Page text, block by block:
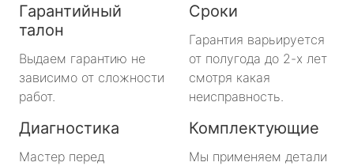
Гарантийный
талон
Выдаем гарантию не
зависимо от сложности
работ.
Сроки
Гарантия варьируется
от полугода до 2-х лет
смотря какая
неисправность.
Диагностика
Мастер перед
Комплектующие
Мы применяем детали